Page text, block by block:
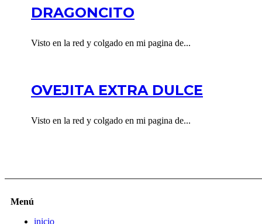
DRAGONCITO
Visto en la red y colgado en mi pagina de...
OVEJITA EXTRA DULCE
Visto en la red y colgado en mi pagina de...
Menú
inicio